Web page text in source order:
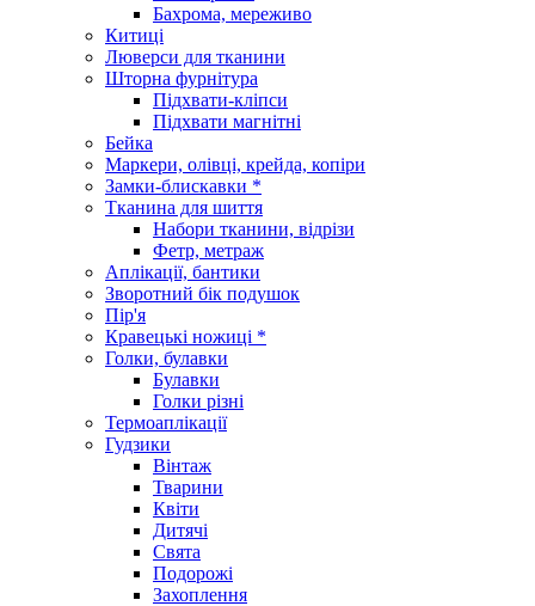
Бахрома, мереживо
Китиці
Люверси для тканини
Шторна фурнітура
Підхвати-кліпси
Підхвати магнітні
Бейка
Маркери, олівці, крейда, копіри
Замки-блискавки *
Тканина для шиття
Набори тканини, відрізи
Фетр, метраж
Аплікації, бантики
Зворотний бік подушок
Пір'я
Кравецькі ножиці *
Голки, булавки
Булавки
Голки різні
Термоаплікації
Гудзики
Вінтаж
Тварини
Квіти
Дитячі
Свята
Подорожі
Захоплення